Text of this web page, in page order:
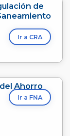
de
Ir a CRA
Ahorro
Ir a FNA